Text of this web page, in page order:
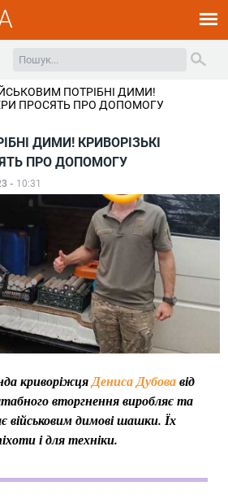
ПОТРІБНІ ДИМИ!
ПРОСЯТЬ ПРО ДОПОМОГУ
ДИМИ! КРИВОРІЗЬКІ
ПРО ДОПОМОГУ
- 10:31
криворіжцяДениса Дубовавід
вторгнення виробляє та
військовим димові шашки. Їх
і для техніки.